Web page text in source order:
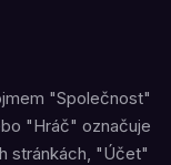
"Společnost"
"Hráč" označuje
stránkách, "Účet"